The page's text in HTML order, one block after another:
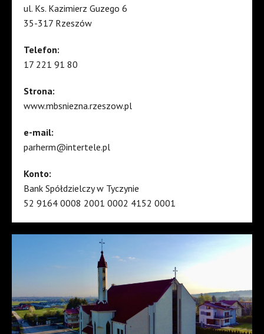
ul. Ks. Kazimierz Guzego 6
35-317 Rzeszów
Telefon:
17 221 91 80
Strona:
www.mbsniezna.rzeszow.pl
e-mail:
parherm@intertele.pl
Konto:
Bank Spółdzielczy w Tyczynie
52 9164 0008 2001 0002 4152 0001